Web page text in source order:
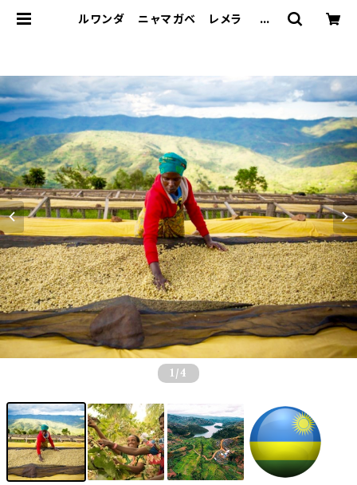
ルワンダ ニャマガベ レメラ Na
1 /4